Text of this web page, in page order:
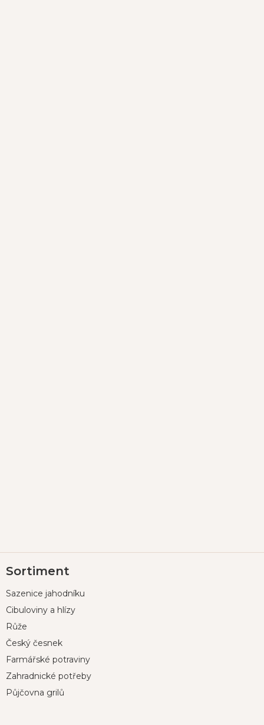
á
a
Sortiment
Sazenice jahodníku
Cibuloviny a hlízy
Růže
Český česnek
Farmářské potraviny
Zahradnické potřeby
Půjčovna grilů